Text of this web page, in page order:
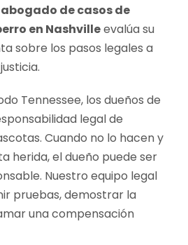
abogado de casos de
en Nashvilleevalúa su
sobre los pasos legales a
Tennessee, los dueños de
legal de
Cuando no lo hacen y
herida, el dueño puede ser
Nuestro equipo legal
pruebas, demostrar la
una compensación